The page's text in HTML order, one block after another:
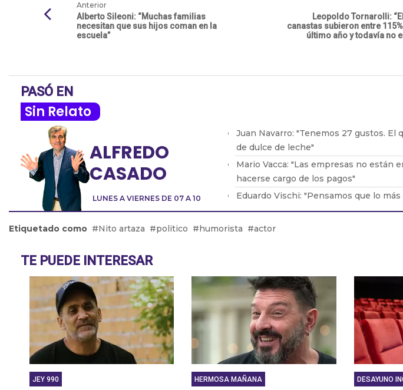
Anterior
Alberto Sileoni: “Muchas familias
necesitan que sus hijos coman en la
escuela”
Leopoldo Tornarolli:
canastas subieron entre 115%
último año y todavía no
PASÓ EN
Sin Relato
LUNES A VIERNES DE 07 A 10
ALFREDO
CASADO
Juan Navarro: "Tenemos 27 gustos. El
de dulce de leche"
Mario Vacca: "Las empresas no están
hacerse cargo de los pagos"
Eduardo Vischi: "Pensamos que lo
modificar el DNU, no tirarlo abajo"
Lic. Eduardo Lavorato: "Que los padres
Etiquetado como Nito artaza politico humorista actor
TE PUEDE INTERESAR
JEY 990 HERMOSA MAÑANA DESAYUNO